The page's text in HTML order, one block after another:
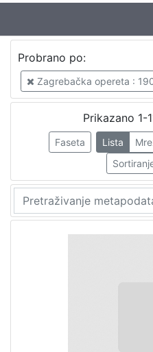
Probrano po:
Zagrebačka opereta :
Prikazano 1-
Faseta Lista